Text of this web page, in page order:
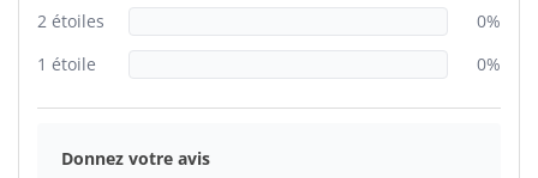
2 étoiles
0%
1 étoile
0%
Donnez votre avis